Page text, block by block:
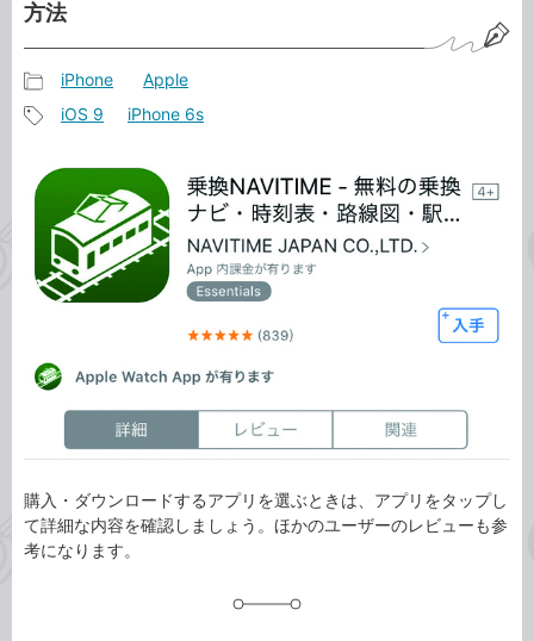
方法
事
テ
リ
iPhone Apple
事
グ
iOS 9 iPhone 6s
購入・ダウンロードするアプリを選ぶときは、アプリをタップし
て詳細な内容を確認しましょう。ほかのユーザーのレビューも参
考になります。